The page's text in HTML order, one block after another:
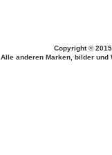
Copyright ©
Alle anderen Marken, bilder und